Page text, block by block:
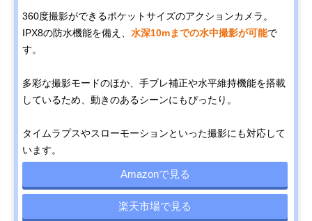
360度撮影ができるポケットサイズのアクションカメラ。
IPX8の防水機能を備え、 水深10mまでの水中撮影が可能で
す。
多彩な撮影モードのほか、手ブレ補正や水平維持機能を搭載
しているため、動きのあるシーンにもぴったり。
タイムラプスやスローモーションといった撮影にも対応して
います。
Amazonで見る
楽天市場で見る